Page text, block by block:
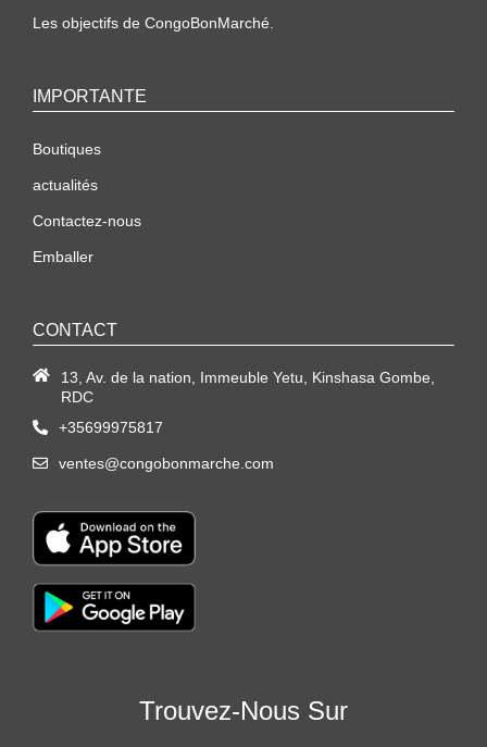
Les objectifs de CongoBonMarché.
IMPORTANTE
Boutiques
actualités
Contactez-nous
Emballer
CONTACT
13, Av. de la nation, Immeuble Yetu, Kinshasa Gombe,
RDC
+35699975817
ventes@congobonmarche.com
Trouvez-Nous Sur